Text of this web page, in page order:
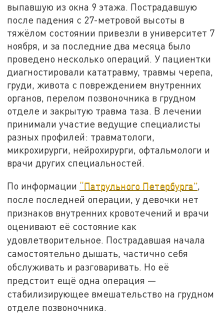
выпавшую из окна 9 этажа. Пострадавшую
после падения с 27-метровой высоты в
тяжёлом состоянии привезли в университет 7
ноября, и за последние два месяца было
проведено несколько операций. У пациентки
диагностировали кататравму, травмы черепа,
груди, живота с повреждением внутренних
органов, перелом позвоночника в грудном
отделе и закрытую травма таза. В лечении
принимали участие ведущие специалисты
разных профилей: травматологи,
микрохирурги, нейрохирурги, офтальмологи и
врачи других специальностей.
По информации “Патрульного Петербурга”,
после последней операции, у девочки нет
признаков внутренних кровотечений и врачи
оценивают её состояние как
удовлетворительное. Пострадавшая начала
самостоятельно дышать, частично себя
обслуживать и разговаривать. Но её
предстоит ещё одна операция —
стабилизирующее вмешательство на грудном
отделе позвоночника.